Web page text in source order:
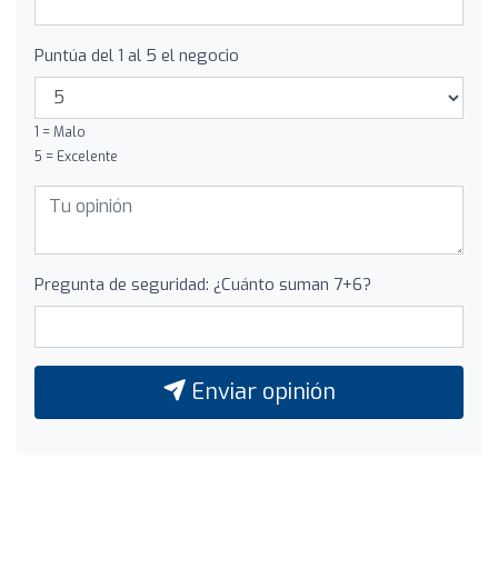
Puntúa del 1 al 5 el negocio
1 = Malo
5 = Excelente
Pregunta de seguridad: ¿Cuánto suman 7+6?
Enviar opinión